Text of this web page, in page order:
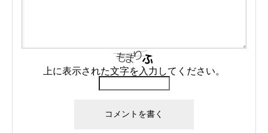
上に表示された文字を入力してください。